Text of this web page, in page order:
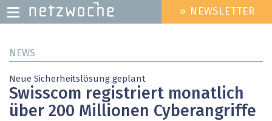
zum
HEADER
MENU
» NEWSLETTER
NEWS
Neue Sicherheitslösung geplant
Swisscom registriert monatlich
über 200 Millionen Cyberangriffe